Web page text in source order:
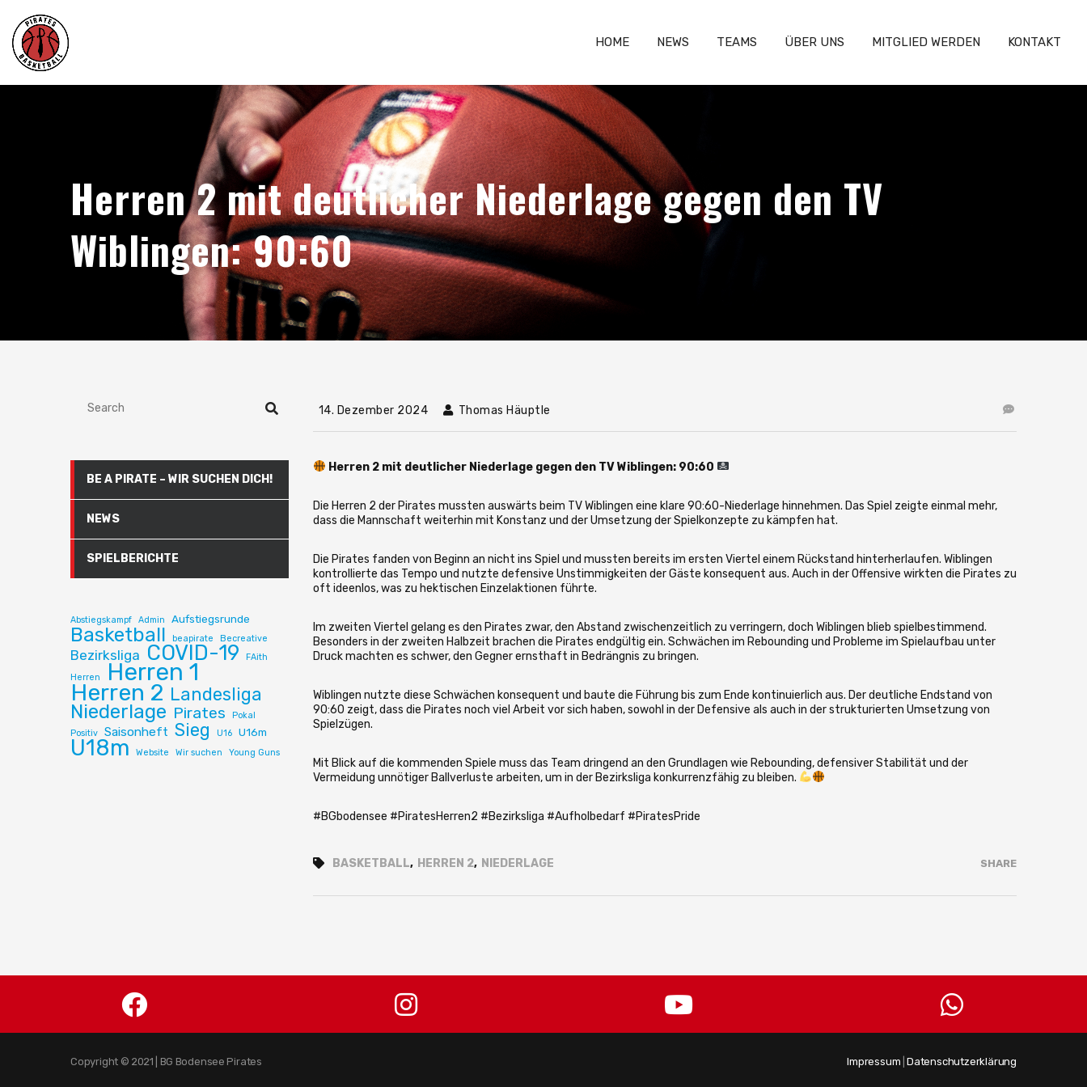
HOME NEWS TEAMS ÜBER UNS MITGLIED WERDEN KONTAKT
Herren 2 mit deutlicher Niederlage gegen den TV
Wiblingen: 90:60
14. Dezember 2024 Thomas Häuptle
Herren 2 mit deutlicher Niederlage gegen den TV Wiblingen: 90:60
Die Herren 2 der Pirates mussten auswärts beim TV Wiblingen eine klare 90:60-Niederlage hinnehmen. Das Spiel zeigte einmal mehr,
dass die Mannschaft weiterhin mit Konstanz und der Umsetzung der Spielkonzepte zu kämpfen hat.
Die Pirates fanden von Beginn an nicht ins Spiel und mussten bereits im ersten Viertel einem Rückstand hinterherlaufen. Wiblingen
kontrollierte das Tempo und nutzte defensive Unstimmigkeiten der Gäste konsequent aus. Auch in der Offensive wirkten die Pirates zu
oft ideenlos, was zu hektischen Einzelaktionen führte.
Im zweiten Viertel gelang es den Pirates zwar, den Abstand zwischenzeitlich zu verringern, doch Wiblingen blieb spielbestimmend.
Besonders in der zweiten Halbzeit brachen die Pirates endgültig ein. Schwächen im Rebounding und Probleme im Spielaufbau unter
Druck machten es schwer, den Gegner ernsthaft in Bedrängnis zu bringen.
Wiblingen nutzte diese Schwächen konsequent und baute die Führung bis zum Ende kontinuierlich aus. Der deutliche Endstand von
90:60 zeigt, dass die Pirates noch viel Arbeit vor sich haben, sowohl in der Defensive als auch in der strukturierten Umsetzung von
Spielzügen.
Mit Blick auf die kommenden Spiele muss das Team dringend an den Grundlagen wie Rebounding, defensiver Stabilität und der
Vermeidung unnötiger Ballverluste arbeiten, um in der Bezirksliga konkurrenzfähig zu bleiben.
#BGbodensee #PiratesHerren2 #Bezirksliga #Aufholbedarf #PiratesPride
BASKETBALL, HERREN 2, NIEDERLAGE SHARE
BE A PIRATE – WIR SUCHEN DICH!
NEWS
SPIELBERICHTE
Abstiegskampf Admin Aufstiegsrunde
Basketball beapirate Becreative
Bezirksliga COVID-19
FAith
Herren
Herren 1
Herren 2 Landesliga
Niederlage Pirates
Pokal
Positiv
Saisonheft Sieg U16 U16m
U18m Website Wir suchen Young Guns
Copyright © 2021 | BG Bodensee Pirates Impressum Datenschutzerklärung